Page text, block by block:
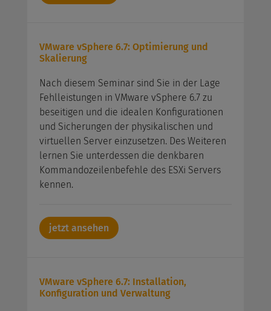
VMware vSphere 6.7: Optimierung und
Skalierung
Nach diesem Seminar sind Sie in der Lage
Fehlleistungen in VMware vSphere 6.7 zu
beseitigen und die idealen Konfigurationen
und Sicherungen der physikalischen und
virtuellen Server einzusetzen. Des Weiteren
lernen Sie unterdessen die denkbaren
Kommandozeilenbefehle des ESXi Servers
kennen.
jetzt ansehen
VMware vSphere 6.7: Installation,
Konfiguration und Verwaltung